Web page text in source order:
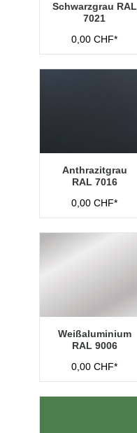
Schwarzgrau RAL
7021
0,00 CHF*
Anthrazitgrau
RAL 7016
0,00 CHF*
Weißaluminium
RAL 9006
0,00 CHF*